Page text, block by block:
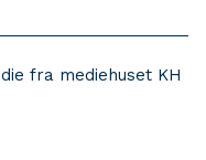
fra mediehuset KH